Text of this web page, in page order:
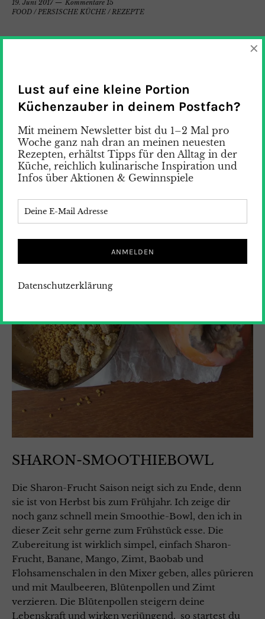
19. Juni 2017
Kommentare 15
FOOD /PERSISCHE KÜCHE /REZEPTE
SHARON-SMOOTHIEBOWL
Die Sharon-Frucht Saison neigt sich zu Ende, denn
sie ist von Herbst bis zum Frühjahr. Ich zeige dir
noch ganz schnell mein Smoothie-Bowl, den ich in
dieser Zeit sehr gerne zum Frühstück esse. Die
Zubereitung ist wirklich simpel, einfach Sharon-
Frucht, Banane, Mango, Zimt, Baobab und
Flohsamenschalen in den Mixer geben, alles pürieren
und mit Maulbeeren, Blütenpollen und Zimt
verzieren. Die Blütenpollen steigern deine
Lebenskraft und wirken verjüngend, so startest du
Lust auf eine kleine Portion
Küchenzauber in deinem Postfach?
Mit meinem Newsletter bist du 1–2 Mal pro
Woche ganz nah dran an meinen neuesten
Rezepten, erhältst Tipps für den Alltag in der
Küche, reichlich kulinarische Inspiration und
Infos über Aktionen & Gewinnspiele
Datenschutzerklärung
×